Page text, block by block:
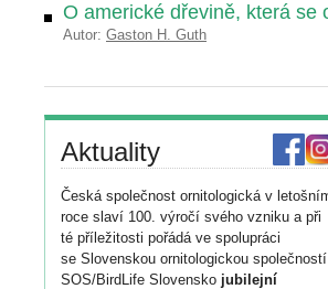
O americké dřevině, která se
Autor: Gaston H. Guth
Aktuality
Česká společnost ornitologická v
roce slaví 100. výročí svého vzniku a při
té příležitosti pořádá ve spolupráci
se Slovenskou ornitologickou společností
SOS/BirdLife Slovensko jubilejní